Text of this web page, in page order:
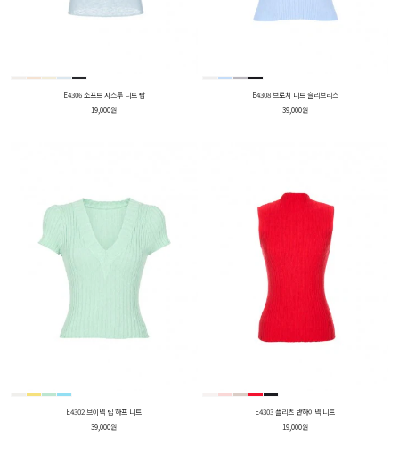
E4306 소프트 시스루 니트 탑
19,000원
E4308 브로치 니트 슬리브리스
39,000원
E4302 브이넥 립 하프 니트
39,000원
E4303 플리츠 반하이넥 니트
19,000원